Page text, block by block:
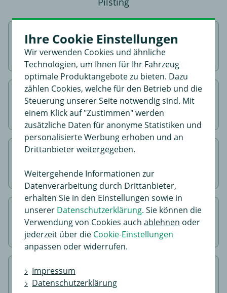
Passende Anhängerkupplung
inkl. Montageauswählen
Montageterminim Bestellprozess
vereinbaren
In den Warenkorb gehen &
abschließen
ZuMontagepoint
kommen
Fertig!
Wir bauen für Sie an
Ihre Cookie Einstellungen
Wir verwenden Cookies und ähnliche
Technologien, um Ihnen für Ihr Fahrzeug
optimale Produktangebote zu bieten. Dazu
zählen Cookies, welche für den Betrieb und die
Steuerung unserer Seite notwendig sind. Mit
einem Klick auf "Zustimmen" werden
zusätzliche Daten für anonyme Statistiken und
personalisierte Werbung erhoben und an
Drittanbieter weitergegeben.
Weitergehende Informationen zur
Datenverarbeitung durch Drittanbieter,
erhalten Sie in den Einstellungen sowie in
unserer Datenschutzerklärung. Sie können die
Verwendung von Cookies auch ablehnen oder
jederzeit über die Cookie-Einstellungen
anpassen oder widerrufen.
Impressum
Datenschutzerklärung